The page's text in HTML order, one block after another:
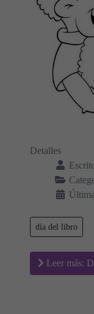
Detalles
día del libro
Leer más: